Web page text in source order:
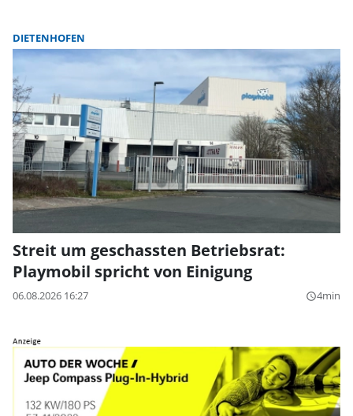
DIETENHOFEN
Streit um geschassten Betriebsrat:
Playmobil spricht von Einigung
06.08.2026 16:27 query_builder4min